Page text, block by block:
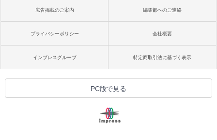
広告掲載のご案内 編集部へのご連絡
プライバシーポリシー 会社概要
インプレスグループ 特定商取引法に基づく表示
PC版で見る